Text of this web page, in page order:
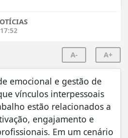
A- A+
emocional e gestão de
vínculos interpessoais
estão relacionados a
engajamento e
Em um cenário